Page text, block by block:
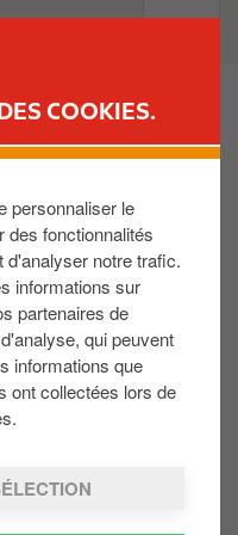
COOKIES.
personnaliser le
des fonctionnalités
notre trafic.
informations sur
partenaires de
qui peuvent
informations que
ont collectées lors de
STATION
Plancenoit,